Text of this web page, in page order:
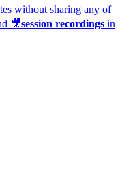
without sharing any of
🎥session recordings in